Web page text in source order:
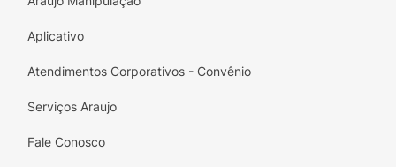
Aplicativo
Atendimentos Corporativos - Convênio
Serviços Araujo
Fale Conosco